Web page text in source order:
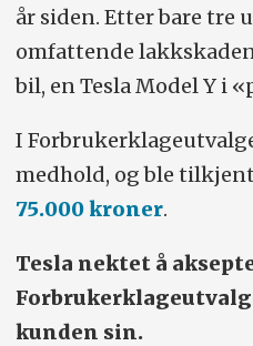
år siden. Etter bare tre
omfattende
bil, en Tesla Model Y i
I
medhold, og ble
75.000 kroner.
Tesla nektet å
kunden sin.